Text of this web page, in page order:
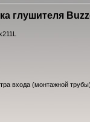
глушителя
входа (монтажной